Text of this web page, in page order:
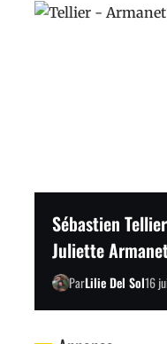
Sébastien
Juliette
ParLilie Del Sol16